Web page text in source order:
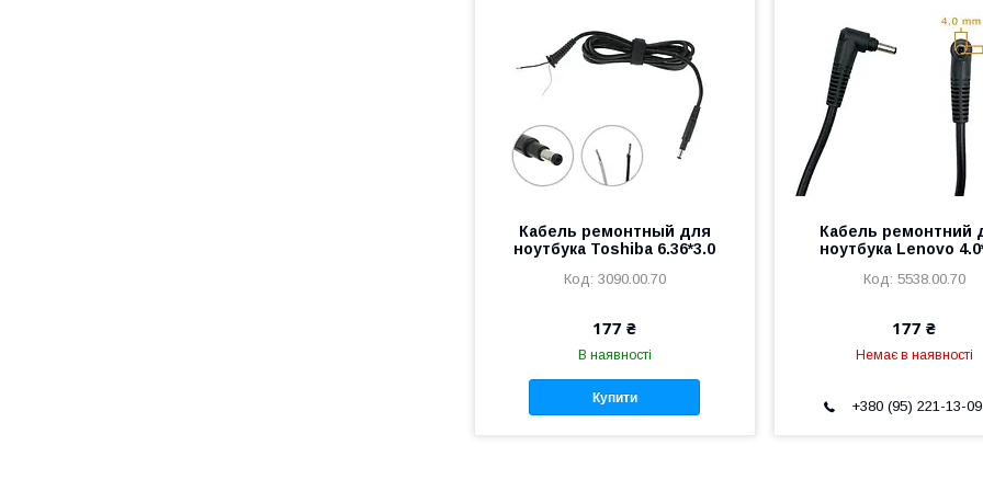
Кабель ремонтный для
ноутбука Toshiba 6.36*3.0
3090.00.70
177 ₴
В наявності
Купити
Кабель ремонтний
ноутбука Lenovo
5538.00.70
177 ₴
Немає в наявності
+380 (95) 221-13-09